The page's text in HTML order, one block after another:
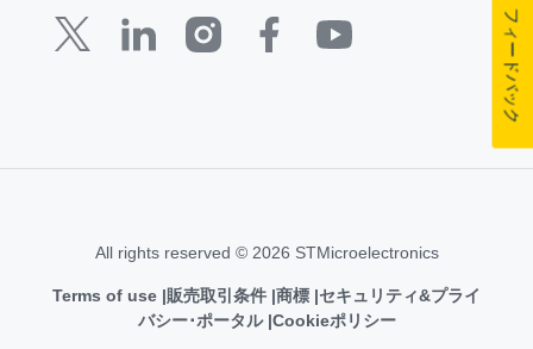
All rights reserved © 2026 STMicroelectronics
Terms of use 販売取引条件 商標 セキュリティ&プライ
バシー･ポータル Cookieポリシー
フィードバック